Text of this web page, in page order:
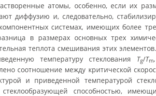
атомы, особенно, если их
диффузию и, следовательно,
системах, имеющих более
в размерах основных трех
теплота смешивания этих
температуру стеклования Tg/Tm
соотношение между критической
и приведенной температурой
способностью,